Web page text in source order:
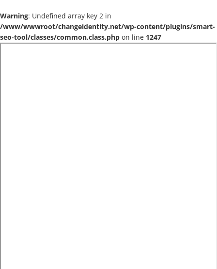
Warning: Undefined array key 2 in
/www/wwwroot/changeidentity.net/wp-content/plugins/smart-
seo-tool/classes/common.class.php on line 1247